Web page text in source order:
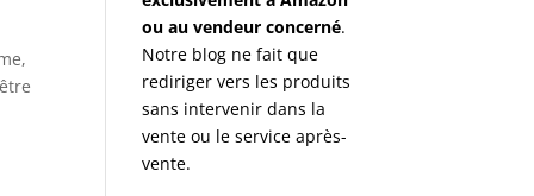
ou au vendeur concerné.
Notre blog ne fait que
rediriger vers les produits
sans intervenir dans la
vente ou le service après-
vente.